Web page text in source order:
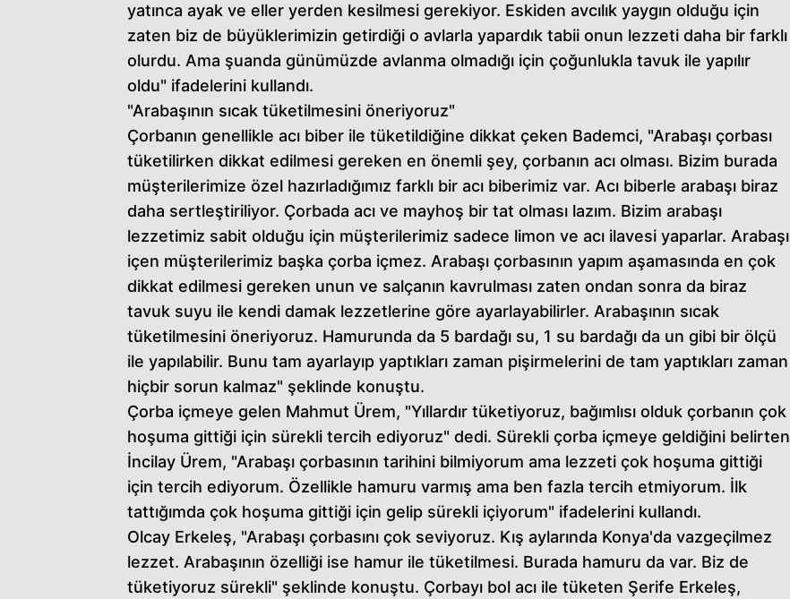
yatınca ayak ve eller yerden kesilmesi gerekiyor. Eskiden avcılık yaygın olduğu için
zaten biz de büyüklerimizin getirdiği o avlarla yapardık tabii onun lezzeti daha bir farklı
olurdu. Ama şuanda günümüzde avlanma olmadığı için çoğunlukla tavuk ile yapılır
oldu" ifadelerini kullandı.
"Arabaşının sıcak tüketilmesini öneriyoruz"
Çorbanın genellikle acı biber ile tüketildiğine dikkat çeken Bademci, "Arabaşı çorbası
tüketilirken dikkat edilmesi gereken en önemli şey, çorbanın acı olması. Bizim burada
müşterilerimize özel hazırladığımız farklı bir acı biberimiz var. Acı biberle arabaşı biraz
daha sertleştiriliyor. Çorbada acı ve mayhoş bir tat olması lazım. Bizim arabaşı
lezzetimiz sabit olduğu için müşterilerimiz sadece limon ve acı ilavesi yaparlar. Arabaşı
içen müşterilerimiz başka çorba içmez. Arabaşı çorbasının yapım aşamasında en çok
dikkat edilmesi gereken unun ve salçanın kavrulması zaten ondan sonra da biraz
tavuk suyu ile kendi damak lezzetlerine göre ayarlayabilirler. Arabaşının sıcak
tüketilmesini öneriyoruz. Hamurunda da 5 bardağı su, 1 su bardağı da un gibi bir ölçü
ile yapılabilir. Bunu tam ayarlayıp yaptıkları zaman pişirmelerini de tam yaptıkları zaman
hiçbir sorun kalmaz" şeklinde konuştu.
Çorba içmeye gelen Mahmut Ürem, "Yıllardır tüketiyoruz, bağımlısı olduk çorbanın çok
hoşuma gittiği için sürekli tercih ediyoruz" dedi. Sürekli çorba içmeye geldiğini belirten
İncilay Ürem, "Arabaşı çorbasının tarihini bilmiyorum ama lezzeti çok hoşuma gittiği
için tercih ediyorum. Özellikle hamuru varmış ama ben fazla tercih etmiyorum. İlk
tattığımda çok hoşuma gittiği için gelip sürekli içiyorum" ifadelerini kullandı.
Olcay Erkeleş, "Arabaşı çorbasını çok seviyoruz. Kış aylarında Konya'da vazgeçilmez
lezzet. Arabaşının özelliği ise hamur ile tüketilmesi. Burada hamuru da var. Biz de
tüketiyoruz sürekli" şeklinde konuştu. Çorbayı bol acı ile tüketen Şerife Erkeleş,